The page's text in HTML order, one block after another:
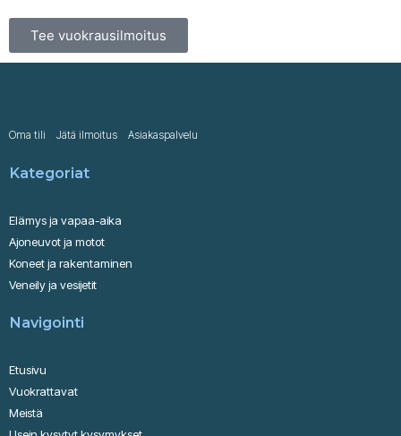
Tee vuokrausilmoitus
Oma tili Jätä ilmoitus Asiakaspalvelu
Kategoriat
Elämys ja vapaa-aika
Ajoneuvot ja motot
Koneet ja rakentaminen
Veneily ja vesijetit
Navigointi
Etusivu
Vuokrattavat
Meistä